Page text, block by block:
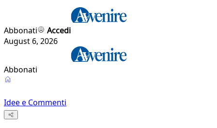
Abbonati
Accedi
August 6, 2026
Abbonati
Idee e Commenti